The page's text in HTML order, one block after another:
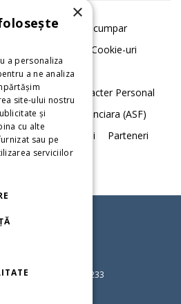
noastre
Cum cumpar
Politica de utilizare Cookie-uri
cookie-uri
Datelor cu Caracter Personal
Supraveghere Financiara (ASF)
Sugestii. Petitii
Parteneri
intermediarilor
NE ACUM
la (+4) 021 2121 015
069 | (+4) 0730 709 233
V: 9:00 - 18:00
×
a personaliza
a ne analiza
site-ului nostru
și
cu alte
sau pe
serviciilor